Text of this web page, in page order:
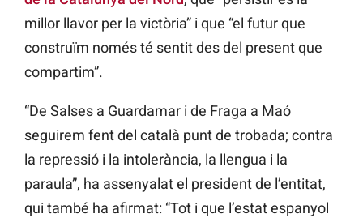
millor llavor per la victòria” i que “el futur que
construïm només té sentit des del present que
compartim”.
“De Salses a Guardamar i de Fraga a Maó
seguirem fent del català punt de trobada; contra
la repressió i la intolerància, la llengua i la
paraula”, ha assenyalat el president de l’entitat,
qui també ha afirmat: “Tot i que l’estat espanyol